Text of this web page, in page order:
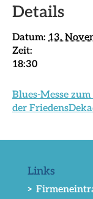
Details
Datum: 13.
Zeit:
18:30
Blues-Messe
der
Links
>